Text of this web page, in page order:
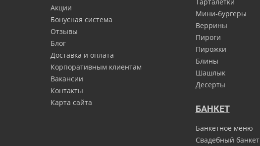
Акции
Бонусная система
Отзывы
Блог
Доставка и оплата
Корпоративным клиентам
Вакансии
Контакты
Карта сайта
Мини-бургеры
Веррины
Пироги
Пирожки
Блины
Шашлык
Десерты
БАНКЕТ
Банкетное меню
Свадебный банкет